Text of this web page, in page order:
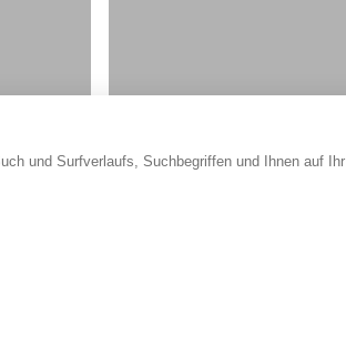
und Surfverlaufs, Suchbegriffen und Ihnen auf Ihr